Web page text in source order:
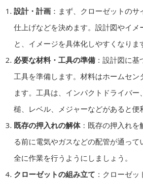
設計・計画：まず、クローゼットのサ
仕上げなどを決めます。設計図やイメ
と、イメージを具体化しやすくなりま
必要な材料・工具の準備：設計図に基
工具を準備します。材料はホームセン
ます。工具は、インパクトドライバー
槌、レベル、メジャーなどがあると便
既存の押入れの解体：既存の押入れを
る前に電気やガスなどの配管が通って
全に作業を行うようにしましょう。
クローゼットの組み立て ：クローゼ